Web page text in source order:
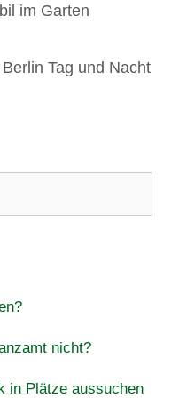
im Garten
Tag und Nacht
nicht?
in Plätze aussuchen